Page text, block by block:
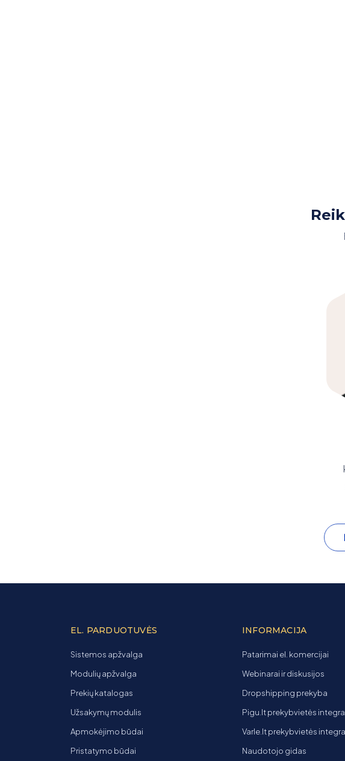
EL. PARDUOTUVĖS
Sistemos apžvalga
Modulių apžvalga
Prekių katalogas
Užsakymų modulis
Apmokėjimo būdai
Pristatymo būdai
INFORMACIJA
Patarimai el. komercijai
Webinarai ir diskusijos
Dropshipping prekyba
Pigu.lt prekybvietės
Varle.lt prekybvietės
Naudotojo gidas